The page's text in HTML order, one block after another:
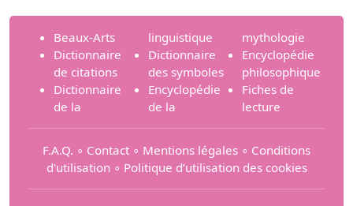
Beaux-Arts
Dictionnaire
de citations
Dictionnaire
de la
linguistique
Dictionnaire
des symboles
Encyclopédie
de la
mythologie
Encyclopédie
philosophique
Fiches de
lecture
F.A.Q. ∘ Contact ∘ Mentions légales ∘ Conditions
d'utilisation ∘ Politique d’utilisation des cookies